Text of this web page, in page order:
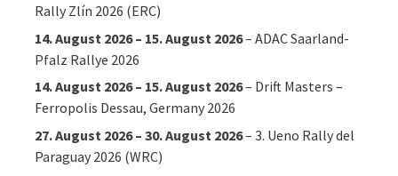
Rally Zlín 2026 (ERC)
14. August 2026– 15. August 2026–ADAC Saarland-
Pfalz Rallye 2026
14. August 2026– 15. August 2026– Drift Masters –
Ferropolis Dessau, Germany 2026
27. August 2026– 30. August 2026–3. Ueno Rally del
Paraguay 2026 (WRC)